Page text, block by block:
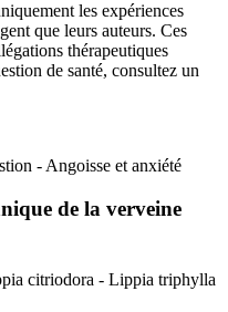
les expériences
que leurs auteurs. Ces
thérapeutiques
de santé, consultez un
- Angoisse et anxiété
de la verveine
citriodora - Lippia triphylla